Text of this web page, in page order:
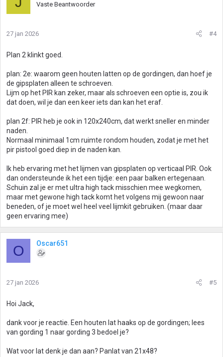
Vaste Beantwoorder
27 jan 2026 #4
Plan 2 klinkt goed.
plan: 2e: waarom geen houten latten op de gordingen, dan hoef je
de gipsplaten alleen te schroeven.
Lijm op het PIR kan zeker, maar als schroeven een optie is, zou ik
dat doen, wil je dan een keer iets dan kan het eraf.
plan 2f: PIR heb je ook in 120x240cm, dat werkt sneller en minder
naden.
Normaal minimaal 1cm ruimte rondom houden, zodat je met het
pir pistool goed diep in de naden kan.
Ik heb ervaring met het lijmen van gipsplaten op verticaal PIR. Ook
dan ondersteunde ik het een tijdje: een paar balken ertegenaan.
Schuin zal je er met ultra high tack misschien mee wegkomen,
maar met gewone high tack komt het volgens mij gewoon naar
beneden, of je moet wel heel veel lijmkit gebruiken. (maar daar
geen ervaring mee)
O Oscar651
27 jan 2026 #5
Hoi Jack,
dank voor je reactie. Een houten lat haaks op de gordingen; lees
van gording 1 naar gording 3 bedoel je?
Wat voor lat denk je dan aan? Panlat van 21x48?